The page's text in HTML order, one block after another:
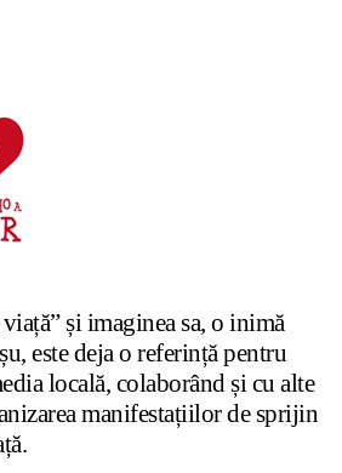
și imaginea sa, o inimă
este deja o referință pentru
locală, colaborând și cu alte
manifestațiilor de sprijin